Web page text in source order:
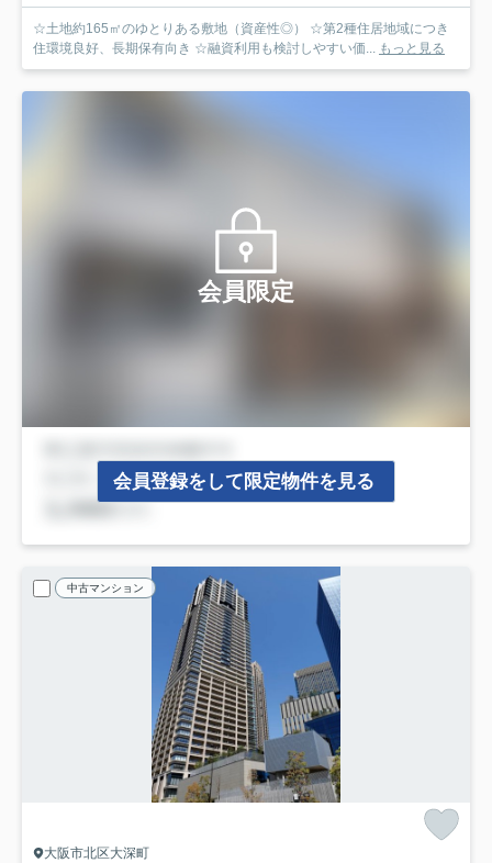
☆土地約165㎡のゆとりある敷地（資産性◎） ☆第2種住居地域につき
住環境良好、長期保有向き ☆融資利用も検討しやすい価...
もっと見る
会員限定
会員登録をして限定物件を見る
中古マンション
大阪市北区大深町